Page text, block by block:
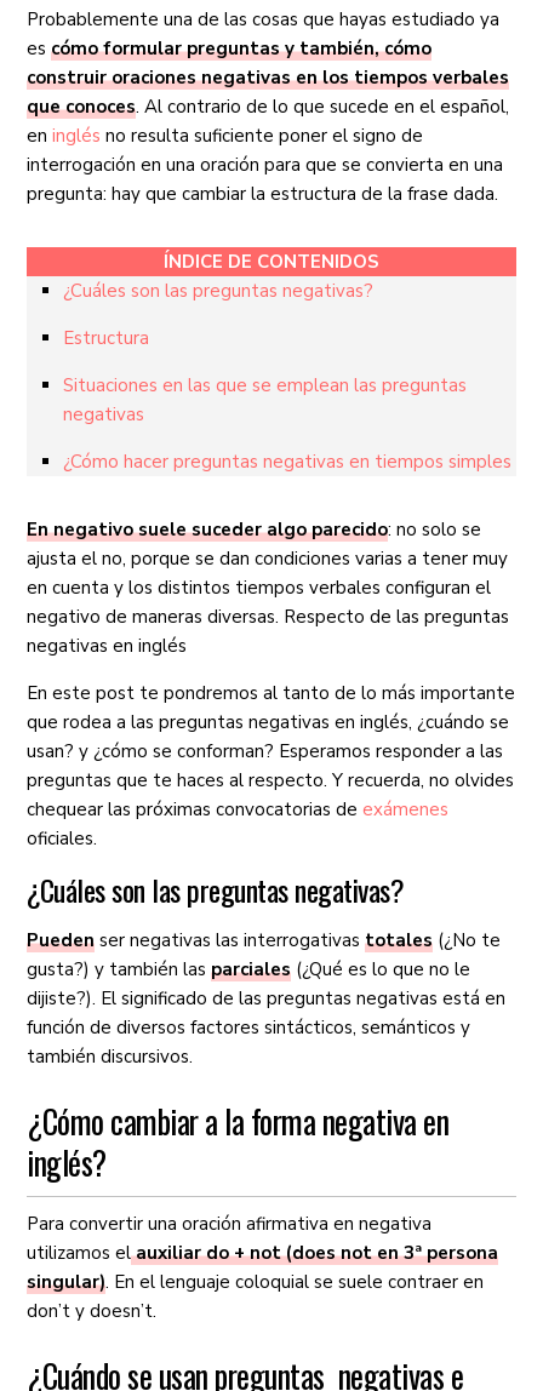
Probablemente una de las cosas que hayas estudiado ya
escómo formular preguntas y también, cómo
construir oraciones negativas en los tiempos verbales
que conoces. Al contrario de lo que sucede en el español,
eninglés no resulta suficiente poner el signo de
interrogación en una oración para que se convierta en una
pregunta: hay que cambiar la estructura de la frase dada.
ÍNDICE DE CONTENIDOS
¿Cuáles son las preguntas negativas?
Estructura
Situaciones en las que se emplean las preguntas
negativas
¿Cómo hacer preguntas negativas en tiempos simples
En negativo suele suceder algo parecido: no solo se
ajusta el no, porque se dan condiciones varias a tener muy
en cuenta y los distintos tiempos verbales configuran el
negativo de maneras diversas. Respecto de las preguntas
negativas en inglés
En este post te pondremos al tanto de lo más importante
que rodea a las preguntas negativas en inglés, ¿cuándo se
usan? y ¿cómo se conforman? Esperamos responder a las
preguntas que te haces al respecto. Y recuerda, no olvides
chequear las próximas convocatorias de exámenes
oficiales.
¿Cuáles son las preguntas negativas?
Pueden ser negativas las interrogativastotales (¿No te
gusta?) y también lasparciales (¿Qué es lo que no le
dijiste?). El significado de las preguntas negativas está en
función de diversos factores sintácticos, semánticos y
también discursivos.
¿Cómo cambiar a la forma negativa en
inglés?
Para convertir una oración afirmativa en negativa
utilizamos elauxiliar do + not (does not en 3ª persona
singular). En el lenguaje coloquial se suele contraer en
don’t y doesn’t.
¿Cuándo se usan preguntas negativas e